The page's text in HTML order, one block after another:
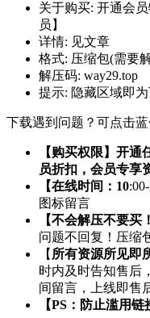
关于购买: 开通会
员】
详情: 见文章
格式: 压缩包(需要解
解压码: way29.top
提示: 隐藏区域即
下载遇到问题？可点击
【购买权限】开
员折扣，会员专享
【在线时间：10
图标留言
【不会解压不要买
问题不回复！压缩
【 所有资源所见即
时内及时告知售后
间留言，上线即售
【PS：防止滥用